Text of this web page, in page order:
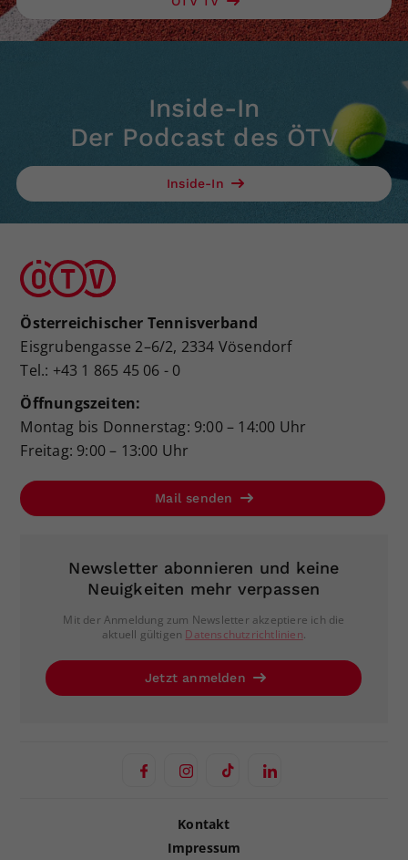
Inside-In
Der Podcast des ÖTV
Inside-In
Österreichischer Tennisverband
Eisgrubengasse 2–6/2, 2334 Vösendorf
Tel.: +43 1 865 45 06 - 0
Öffnungszeiten:
Montag bis Donnerstag: 9:00 – 14:00 Uhr
Freitag: 9:00 – 13:00 Uhr
Mail senden
Newsletter abonnieren und keine
Neuigkeiten mehr verpassen
Mit der Anmeldung zum Newsletter akzeptiere ich die
aktuell gültigen Datenschutzrichtlinien.
Jetzt anmelden
Kontakt
Impressum